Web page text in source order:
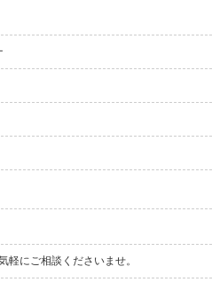
軽にご相談くださいませ。